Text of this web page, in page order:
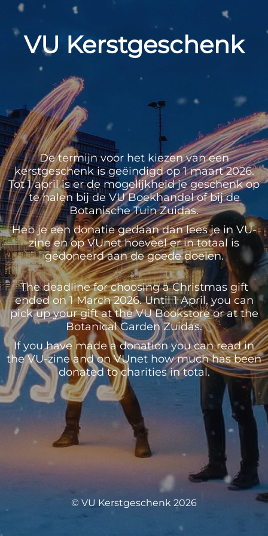
VU Kerstgeschenk
De termijn voor het kiezen van een
kerstgeschenk is geëindigd op 1 maart 2026.
Tot 1 april is er de mogelijkheid je geschenk op
te halen bij de VU Boekhandel of bij de
Botanische Tuin Zuidas.
Heb je een donatie gedaan dan lees je in VU-
zine en op VUnet hoeveel er in totaal is
gedoneerd aan de goede doelen.
The deadline for choosing a Christmas gift
ended on 1 March 2026. Until 1 April, you can
pick up your gift at the VU Bookstore or at the
Botanical Garden Zuidas.
If you have made a donation you can read in
the VU-zine and on VUnet how much has been
donated to charities in total.
© VU Kerstgeschenk 2026